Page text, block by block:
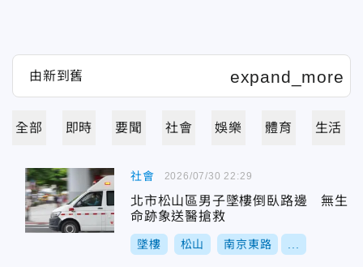
全部 即時 要聞 社會 娛樂 體育 生活
社會
北市松山區男子墜樓倒臥路邊 無生
命跡象送醫搶救
墜樓 松山 南京東路
2026/07/30 22:29